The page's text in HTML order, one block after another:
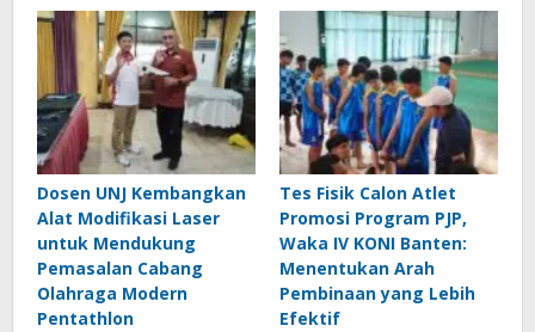
Dosen UNJ Kembangkan
Alat Modifikasi Laser
untuk Mendukung
Pemasalan Cabang
Olahraga Modern
Pentathlon
Tes Fisik Calon Atlet
Promosi Program PJP,
Waka IV KONI Banten:
Menentukan Arah
Pembinaan yang Lebih
Efektif